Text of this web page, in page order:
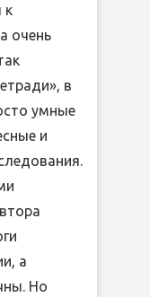
к
очень
в
умные
и
а
Но